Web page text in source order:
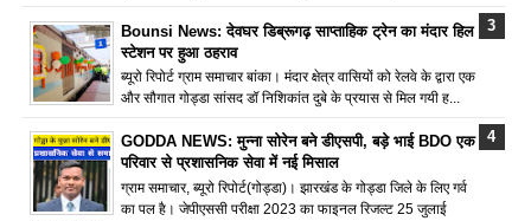
Bounsi News: देवघर डिब्रूगढ़ साप्ताहिक ट्रेन का मंदार हिल
स्टेशन पर हुआ ठहराव
ब्यूरो रिपोर्ट ग्राम समाचार बांका। मंदार क्षेत्र वासियों को रेलवे के द्वारा एक
और सौगात गोड्डा सांसद डॉ निशिकांत दुबे के प्रयास से मिल गयी ह...
GODDA NEWS: मुन्ना सोरेन बने डीएसपी, बड़े भाई BDO एक
परिवार से प्रशासनिक सेवा में नई मिसाल
ग्राम समाचार, ब्यूरो रिपोर्ट(गोड्डा)। झारखंड के गोड्डा जिले के लिए गर्व
का पल है। जेपीएससी परीक्षा 2023 का फाइनल रिजल्ट 25 जुलाई